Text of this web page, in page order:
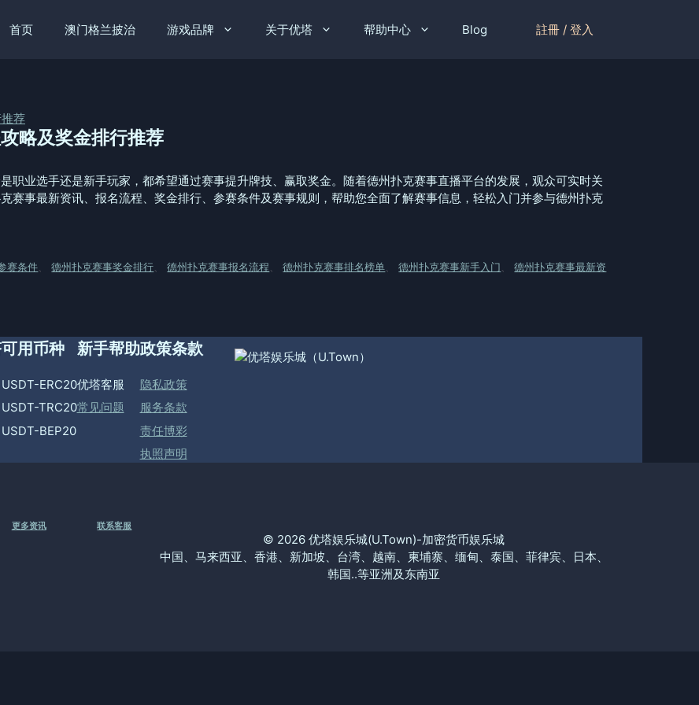
首页 澳门格兰披治 游戏品牌 关于优塔 帮助中心 Blog 註冊 / 登入
略及奖金排行推荐
职业选手还是新手玩家，都希望通过赛事提升牌技、赢取奖金。随着德州扑克赛事直播平台的发展，观众可实时关
赛事最新资讯、报名流程、奖金排行、参赛条件及赛事规则，帮助您全面了解赛事信息，轻松入门并参与德州扑克
赛条件 、德州扑克赛事奖金排行 、德州扑克赛事报名流程 、德州扑克赛事排名榜单 、德州扑克赛事新手入门 、德州扑克赛事最新资
可用币种
USDT-ERC20
USDT-TRC20
USDT-BEP20
新手帮助
优塔客服
常见问题
政策条款
隐私政策
服务条款
责任博彩
执照声明
更多资讯 联系客服
© 2026 优塔娱乐城(U.Town)-加密货币娱乐城
中国、马来西亚、香港、新加坡、台湾、越南、柬埔寨、缅甸、泰国、菲律宾、日本、
韩国..等亚洲及东南亚